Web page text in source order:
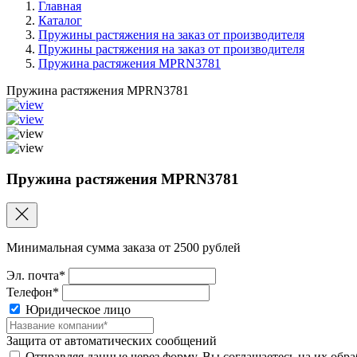
Главная
Каталог
Пружины растяжения на заказ от производителя
Пружины растяжения на заказ от производителя
Пружина растяжения MPRN3781
Пружина растяжения MPRN3781
Пружина растяжения MPRN3781
Минимальная сумма заказа от 2500 рублей
Эл. почта*
Телефон*
Юридическое лицо
Защита от автоматических сообщений